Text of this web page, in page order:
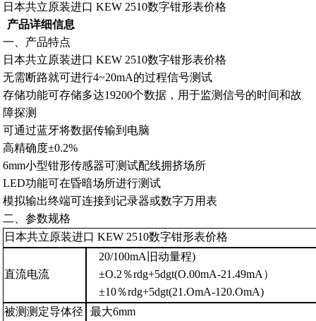
日本共立原装进口 KEW 2510数字钳形表价格
产品详细信息
一、产品特点
日本共立原装进口 KEW 2510数字钳形表价格
无需断路就可进行4~20mA的过程信号测试
存储功能可存储多达19200个数据，用于监测信号的时间和故
障探测
可通过蓝牙将数据传输到电脑
高精确度±0.2%
6mm小型钳形传感器可测试配线拥挤场所
LED功能可在昏暗场所进行测试
模拟输出终端可连接到记录器或数字万用表
二、参数规格
日本共立原装进口 KEW 2510数字钳形表价格
直流电流
20/100mA 旧动量程)
±O.2 ％rdg+5dgt(O.00mA-21.49mA ）
±10％rdg+5dgt(21.OmA-120.OmA)
被测测定导体径
最大6mm